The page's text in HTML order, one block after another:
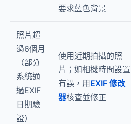
要求藍色背景
照片超
過6個月
（部分
系統通
過EXIF
日期驗
證）
使用近期拍攝的照
片；如相機時間設置
有誤，用 EXIF 修改
器核查並修正